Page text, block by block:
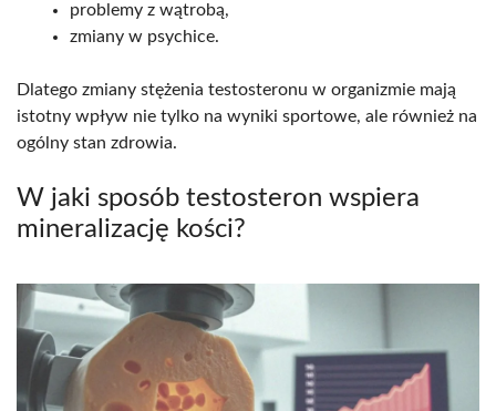
problemy z wątrobą,
zmiany w psychice.
Dlatego zmiany stężenia testosteronu w organizmie mają
istotny wpływ nie tylko na wyniki sportowe, ale również na
ogólny stan zdrowia.
W jaki sposób testosteron wspiera
mineralizację kości?